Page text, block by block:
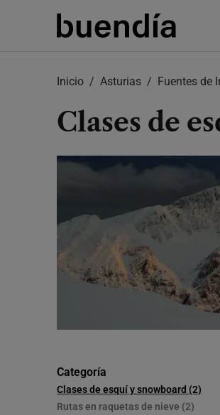
Inicio Asturias Fuentes de
Clases de
Categoría
Clases de esquí y snowboard (2)
Rutas en raquetas de nieve (2)